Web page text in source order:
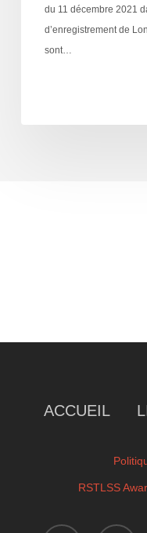
du 11 décembre 2021
d’enregistrement de
sont…
ACCUEIL
RSTLSS